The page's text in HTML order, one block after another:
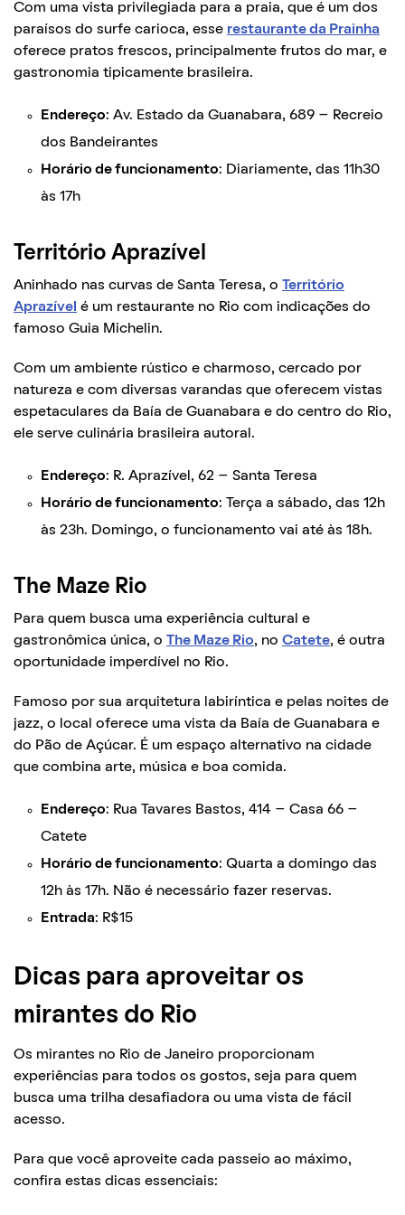
Com uma vista privilegiada para a praia, que é um dos
paraísos do surfe carioca, esse restaurante da Prainha
oferece pratos frescos, principalmente frutos do mar, e
gastronomia tipicamente brasileira.
Endereço: Av. Estado da Guanabara, 689 – Recreio
dos Bandeirantes
Horário de funcionamento: Diariamente, das 11h30
às 17h
Território Aprazível
Aninhado nas curvas de Santa Teresa, o
Território
Aprazível é um restaurante no Rio com indicações do
famoso Guia Michelin.
Com um ambiente rústico e charmoso, cercado por
natureza e com diversas varandas que oferecem vistas
espetaculares da Baía de Guanabara e do centro do Rio,
ele serve culinária brasileira autoral.
Endereço: R. Aprazível, 62 – Santa Teresa
Horário de funcionamento: Terça a sábado, das 12h
às 23h. Domingo, o funcionamento vai até às 18h.
The Maze Rio
Para quem busca uma experiência cultural e
gastronômica única, o
The Maze Rio, no Catete, é outra
oportunidade imperdível no Rio.
Famoso por sua arquitetura labiríntica e pelas noites de
jazz, o local oferece uma vista da Baía de Guanabara e
do Pão de Açúcar. É um espaço alternativo na cidade
que combina arte, música e boa comida.
Endereço: Rua Tavares Bastos, 414 – Casa 66 –
Catete
Horário de funcionamento: Quarta a domingo das
12h às 17h. Não é necessário fazer reservas.
Entrada: R$15
Dicas para aproveitar os
mirantes do Rio
Os mirantes no Rio de Janeiro proporcionam
experiências para todos os gostos, seja para quem
busca uma trilha desafiadora ou uma vista de fácil
acesso.
Para que você aproveite cada passeio ao máximo,
confira estas dicas essenciais: